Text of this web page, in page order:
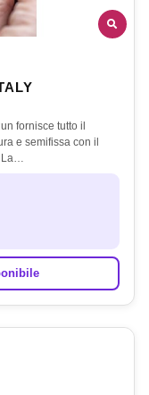
fornisce tutto il
e semifissa con il